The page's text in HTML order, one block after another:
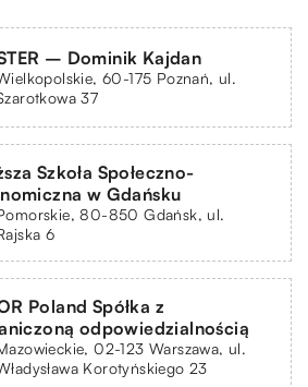
– Dominik Kajdan
60-175 Poznań, ul.
37
Szkoła Społeczno-
w Gdańsku
80-850 Gdańsk, ul.
6
Poland Spółka z
odpowiedzialnością
02-123 Warszawa, ul.
Korotyńskiego 23